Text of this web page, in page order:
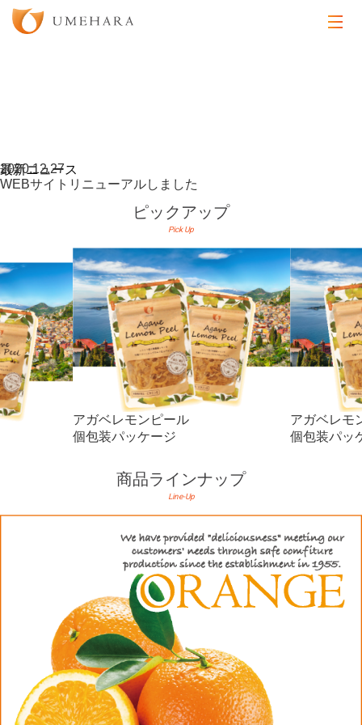
最新ニュース
2020.12.27
WEBサイトリニューアルしました
ピックアップ
Pick Up
アガベレモンピール
個包装パッケージ
アガベレモ
個包装パッ
商品ラインナップ
Line-Up